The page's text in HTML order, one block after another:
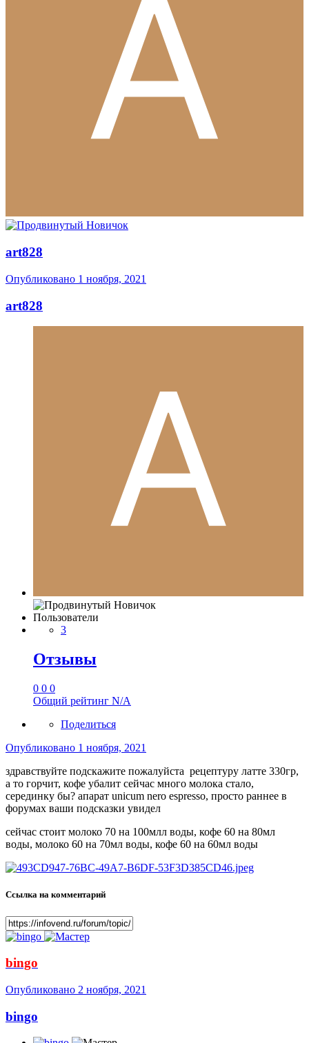
art828
Опубликовано 1 ноября, 2021
art828
Пользователи
3
Отзывы
0 0 0
Общий рейтинг N/A
Поделиться
Опубликовано 1 ноября, 2021
здравствуйте подскажите пожалуйста рецептуру латте 330гр,
а то горчит, кофе убалит сейчас много молока стало,
серединку бы? апарат unicum nero espresso, просто раннее в
форумах ваши подсказки увидел
сейчас стоит молоко 70 на 100млл воды, кофе 60 на 80мл
воды, молоко 60 на 70мл воды, кофе 60 на 60мл воды
Ссылка на комментарий
bingo
Опубликовано 2 ноября, 2021
bingo